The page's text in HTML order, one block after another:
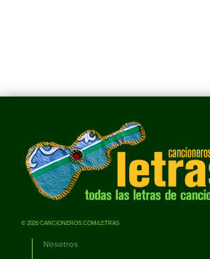
© 2026 CANCIONEROS.COM/LETRAS
Nosotros